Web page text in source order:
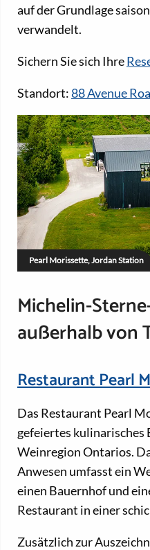
auf der Grundlage
verwandelt.
Sichern Sie sich Ihre
Standort:88 Avenue
Pearl Morissette, Jordan Station
Michelin-
außerhalb von
Restaurant Pearl
Das Restaurant Pearl
gefeiertes kulinarisches
Weinregion Ontarios.
Anwesen umfasst ein
einen Bauernhof und
Restaurant in einer
Zusätzlich zur